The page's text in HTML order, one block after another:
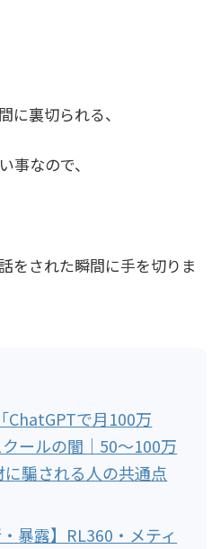
に裏切られる、
事なので、
をされた瞬間に手を切りま
ChatGPTで月100万
ールの闇｜50〜100万
騙される人の共通点
暴露】RL360・メティ